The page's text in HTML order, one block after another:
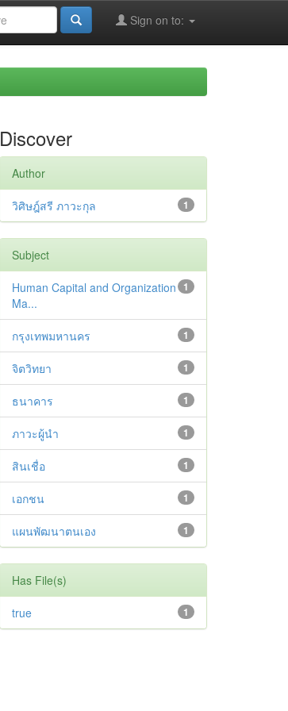
Sign on to:
Discover
Author
1
วิศิษฎ์สรี ภาวะกุล
Subject
1
Human Capital and Organization
Ma...
1
กรุงเทพมหานคร
1
จิตวิทยา
1
ธนาคาร
1
ภาวะผู้นำ
1
สินเชื่อ
1
เอกชน
1
แผนพัฒนาตนเอง
Has File(s)
1
true